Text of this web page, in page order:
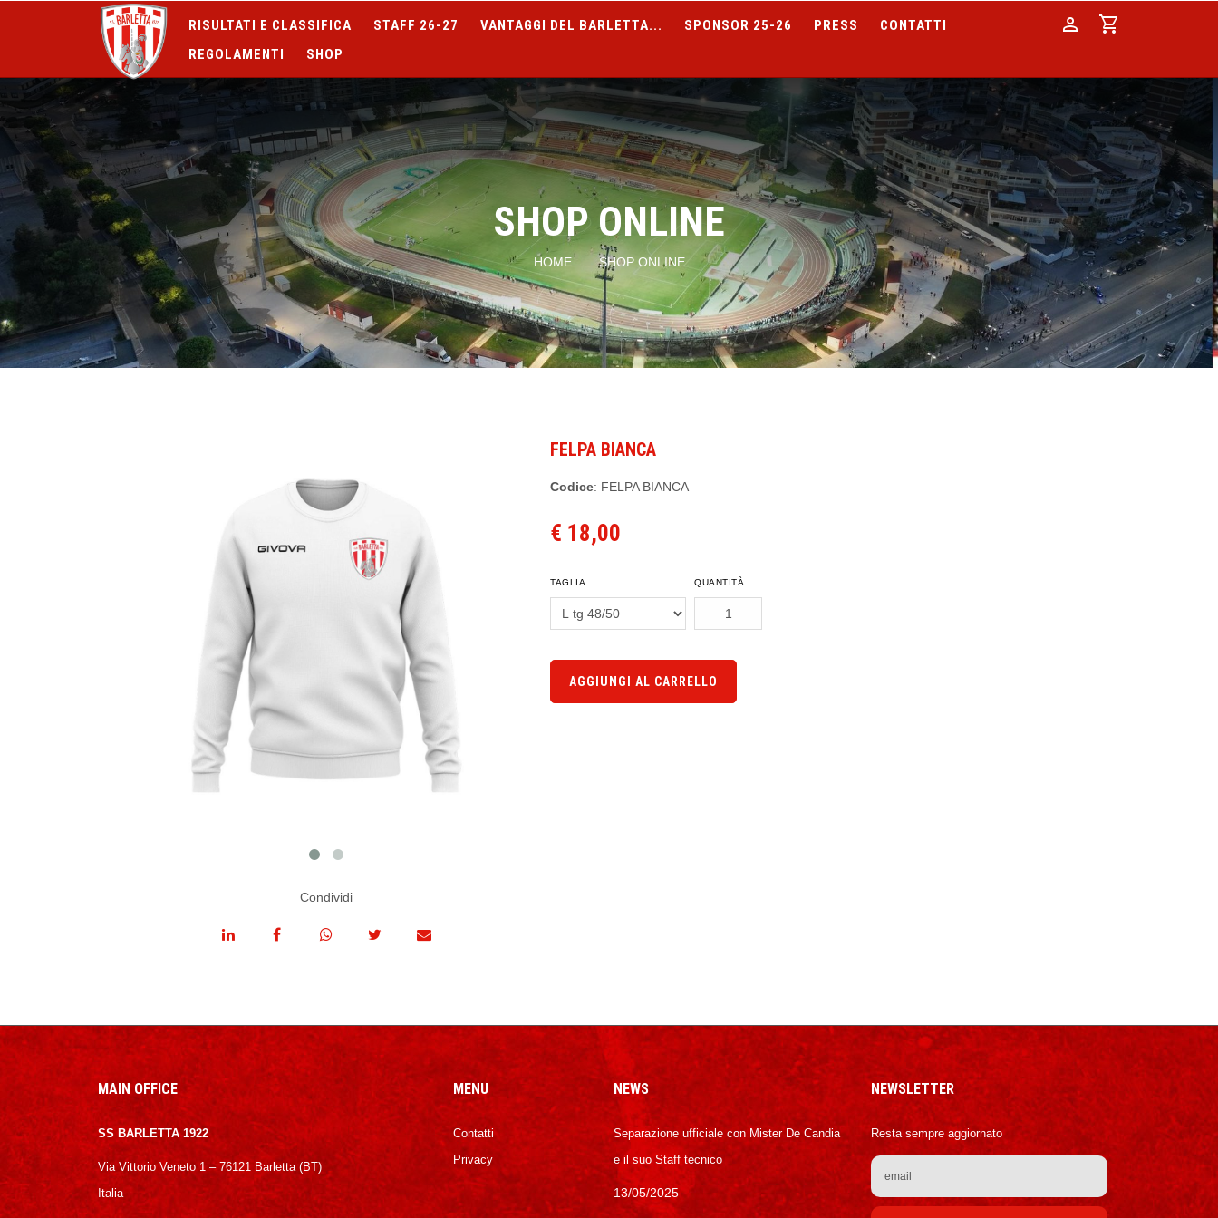
person shopping_cart
RISULTATI E CLASSIFICA STAFF 26-27 VANTAGGI DEL BARLETTA... SPONSOR 25-26 PRESS
CONTATTI
REGOLAMENTI
SHOP
SHOP ONLINE
HOME SHOP ONLINE
Condividi
FELPA BIANCA
Codice: FELPA BIANCA
€ 18,00
TAGLIA QUANTITÀ
AGGIUNGI AL CARRELLO
MAIN OFFICE
SS BARLETTA 1922
Via Vittorio Veneto 1 – 76121 Barletta (BT)
Italia
MENU
Contatti
Privacy
NEWS
Separazione ufficiale con Mister De Candia
e il suo Staff tecnico
13/05/2025
NEWSLETTER
Resta sempre aggiornato